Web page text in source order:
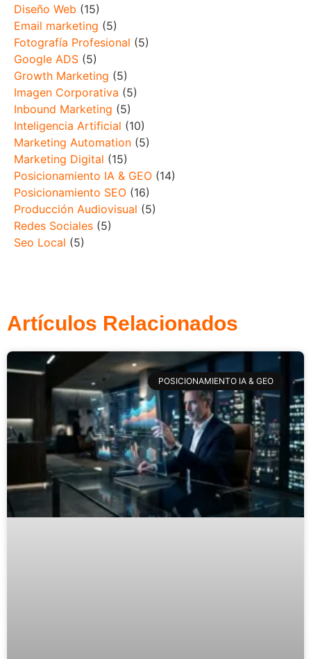
Diseño Web (15)
Email marketing (5)
Fotografía Profesional (5)
Google ADS (5)
Growth Marketing (5)
Imagen Corporativa (5)
Inbound Marketing (5)
Inteligencia Artificial (10)
Marketing Automation (5)
Marketing Digital (15)
Posicionamiento IA & GEO (14)
Posicionamiento SEO (16)
Producción Audiovisual (5)
Redes Sociales (5)
Seo Local (5)
Artículos Relacionados
POSICIONAMIENTO IA & GEO